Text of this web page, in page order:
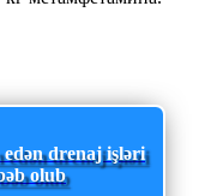
drenaj işləri
olub